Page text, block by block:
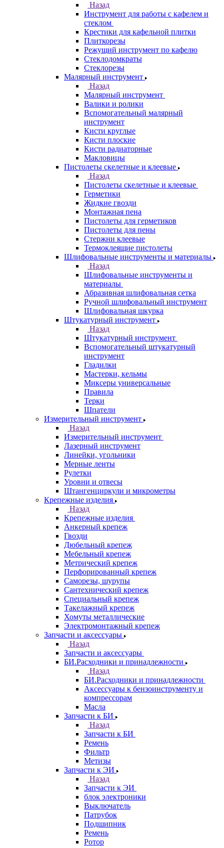
Назад
Инструмент для работы с кафелем и
стеклом
Крестики для кафельной плитки
Плиткорезы
Режущий инструмент по кафелю
Стеклодомкраты
Стеклорезы
Малярный инструмент
Назад
Малярный инструмент
Валики и ролики
Вспомогательный малярный
инструмент
Кисти круглые
Кисти плоские
Кисти радиаторные
Макловицы
Пистолеты скелетные и клеевые
Назад
Пистолеты скелетные и клеевые
Герметики
Жидкие гвозди
Монтажная пена
Пистолеты для герметиков
Пистолеты для пены
Стержни клеевые
Термоклеящие пистолеты
Шлифовальные инструменты и материалы
Назад
Шлифовальные инструменты и
материалы
Абразивная шлифовальная сетка
Ручной шлифовальный инструмент
Шлифовальная шкурка
Штукатурный инструмент
Назад
Штукатурный инструмент
Вспомогательный штукатурный
инструмент
Гладилки
Мастерки, кельмы
Миксеры универсальные
Правила
Терки
Шпатели
Измерительный инструмент
Назад
Измерительный инструмент
Лазерный инструмент
Линейки, угольники
Мерные ленты
Рулетки
Уровни и отвесы
Штангенциркули и микрометры
Крепежные изделия
Назад
Крепежные изделия
Анкерный крепеж
Гвозди
Дюбельный крепеж
Мебельный крепеж
Метрический крепеж
Перфорированный крепеж
Саморезы, шурупы
Сантехнический крепеж
Специальный крепеж
Такелажный крепеж
Хомуты металлические
Электромонтажный крепеж
Запчасти и аксессуары
Назад
Запчасти и аксессуары
БИ.Расходники и принадлежности
Назад
БИ.Расходники и принадлежности
Аксессуары к бензоинструменту и
компрессорам
Масла
Запчасти к БИ
Назад
Запчасти к БИ
Ремень
Фильтр
Метизы
Запчасти к ЭИ
Назад
Запчасти к ЭИ
блок электроники
Выключатель
Патрубок
Подшипник
Ремень
Ротор